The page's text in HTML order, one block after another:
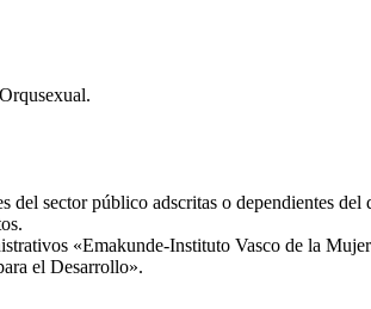
sector público adscritas o dependientes del
«Emakunde-Instituto Vasco de la
el Desarrollo».